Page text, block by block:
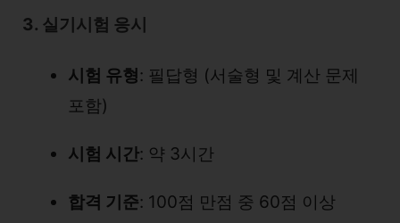
3. 실기시험 응시
시험 유형: 필답형 (서술형 및 계산 문제
포함)
시험 시간: 약 3시간
합격 기준: 100점 만점 중 60점 이상